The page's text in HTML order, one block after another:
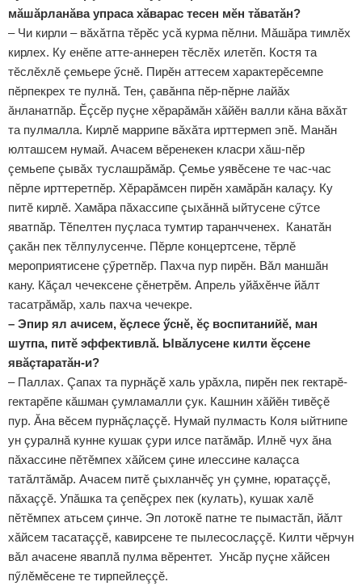
мăшăрланăва упраса хăварас тесен мӗн тăватăн?
– Чи кирли – вăхăтпа тӗрӗс усă курма пӗлни. Мăшăра тимлӗх
кирлех. Ку енӗпе атте-аннерен тӗслӗх илетӗп. Костя та
тӗслӗхлӗ çемьере ӳснӗ. Пирӗн аттесем характерӗсемпе
пӗрпекрех те пулнă. Тен, çавăнпа пӗр-пӗрне лайăх
ăнланатпăр. Ӗçсӗр пуçне хӗрарăмăн хăйӗн валли кăна вăхăт
та пулмалла. Кирлӗ маррипе вăхăта ирттермеп эпӗ. Манăн
юлташсем нумай. Ачасем вӗренекен класри хăш-пӗр
çемьепе çывăх туслашрăмăр. Çемье уявӗсене те час-час
пӗрле ирттеретпӗр. Хӗрарăмсен пирӗн хамăрăн калаçу. Ку
питӗ кирлӗ. Хамăра пăхассипе çыхăннă ыйтусене сӳтсе
яватпăр. Тӗпелтен пуçласа тумтир таранчченех. Канатăн
çакăн пек тӗлпулусенче. Пӗрле концертсене, тӗрлӗ
мероприятисене çӳретпӗр. Пахча пур пирӗн. Вăл маншăн
кану. Кăçал чечексене çӗнетрӗм. Апрель уйăхӗнче йăлт
тасатрăмăр, халь пахча чечекре.
– Эпир ял ачисем, ӗçлесе ӳснӗ, ӗç воспитанийӗ, ман
шутпа, питӗ эффективлă. Ывăлусене килти ӗçсене
явăçтаратăн-и?
– Паллах. Çапах та пурнăçӗ халь урăхла, пирӗн пек гектарӗ-
гектарӗпе кăшман çумламалли çук. Кашнин хăйӗн тивӗçӗ
пур. Ăна вӗсем пурнăçлаççӗ. Нумай пулмасть Коля ыйтнипе
ун çуралнă кунне кушак çури илсе патăмăр. Илнӗ чух ăна
пăхассине пӗтӗмпех хăйсем çине илессине калаçса
татăлтăмăр. Ачасем питӗ çыхланчӗç ун çумне, юратаççӗ,
пăхаççӗ. Упăшка та çепӗçрех пек (кулать), кушак халӗ
пӗтӗмпех атьсем çинче. Эп лотокӗ патне те пымастăп, йăлт
хăйсем тасатаççӗ, кавирсене те пылесослаççӗ. Килти чӗрчун
вăл ачасене яваплă пулма вӗрентет. Унсăр пуçне хăйсен
пӳлӗмӗсене те тирпейлеççӗ.